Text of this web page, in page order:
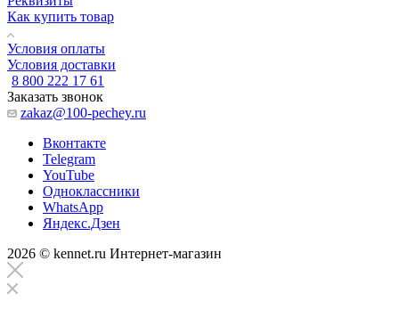
Как купить товар
Условия оплаты
Условия доставки
8 800 222 17 61
Заказать звонок
zakaz@100-pechey.ru
Вконтакте
Telegram
YouTube
Одноклассники
WhatsApp
Яндекс.Дзен
2026 © kennet.ru Интернет-магазин